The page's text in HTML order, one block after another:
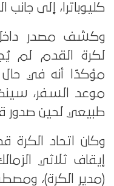
كليوباترا، إلى جانب
وكشف مصدر داخل
لكرة القدم لم
مؤكدًا أنه في
موعد السفر،
طبيعي لحين صدور
وكان اتحاد الكرة
إيقاف ثلاثي
(مدير الكرة)،